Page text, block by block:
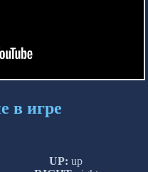
в игре
UP: up